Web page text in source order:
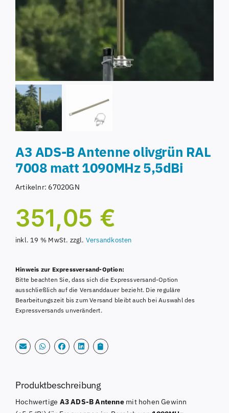
A3 ADS-B Antenne olivgrün RAL
7008 matt 1090MHz 5,5dBi
Artikelnr: 67020GN
351,05 €
inkl. 19 % MwSt. zzgl. Versandkosten
Hinweis zur Expressversand-Option:
Bitte beachten Sie, dass sich die Expressversand-Option
ausschließlich auf die Versanddauer bezieht. Die reguläre
Bearbeitungszeit bis zum Versand bleibt auch bei Auswahl des
Expressversands unverändert.
Produktbeschreibung
Hochwertige A3 ADS-B Antennemit hohen Gewinn